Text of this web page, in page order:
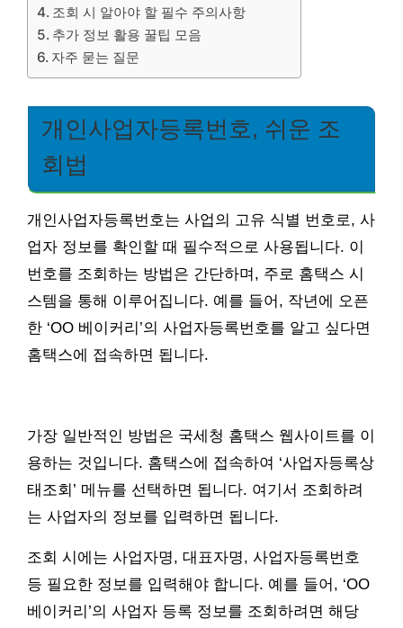
조회 시 알아야 할 필수 주의사항
추가 정보 활용 꿀팁 모음
자주 묻는 질문
개인사업자등록번호, 쉬운 조
회법
개인사업자등록번호는 사업의 고유 식별 번호로, 사
업자 정보를 확인할 때 필수적으로 사용됩니다. 이
번호를 조회하는 방법은 간단하며, 주로 홈택스 시
스템을 통해 이루어집니다. 예를 들어, 작년에 오픈
한 ‘OO 베이커리’의 사업자등록번호를 알고 싶다면
홈택스에 접속하면 됩니다.
가장 일반적인 방법은 국세청 홈택스 웹사이트를 이
용하는 것입니다. 홈택스에 접속하여 ‘사업자등록상
태조회’ 메뉴를 선택하면 됩니다. 여기서 조회하려
는 사업자의 정보를 입력하면 됩니다.
조회 시에는 사업자명, 대표자명, 사업자등록번호
등 필요한 정보를 입력해야 합니다. 예를 들어, ‘OO
베이커리’의 사업자 등록 정보를 조회하려면 해당